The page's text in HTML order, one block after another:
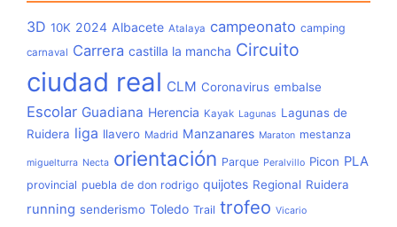
3D 10K 2024 Albacete Atalaya campeonato camping
carnaval Carrera castilla la mancha Circuito
ciudad real CLM Coronavirus embalse
Escolar Guadiana Herencia Kayak Lagunas Lagunas de
Ruidera liga llavero Madrid Manzanares Maraton mestanza
miguelturra Necta orientación Parque Peralvillo Picon PLA
provincial puebla de don rodrigo quijotes Regional Ruidera
running senderismo Toledo Trail trofeo Vicario